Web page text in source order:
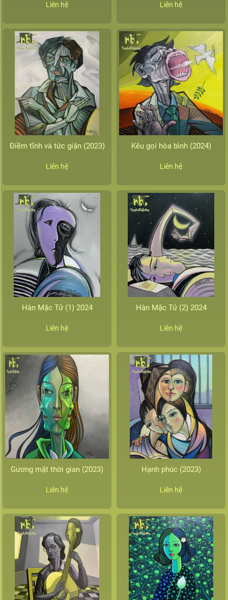
Liên hệ Liên hệ
Điềm tĩnh và tức giận (2023)
Liên hệ
Kêu gọi hòa bình (2024)
Liên hệ
Hàn Mặc Tử (1) 2024
Liên hệ
Hàn Mặc Tử (2) 2024
Liên hệ
Gương mặt thời gian (2023)
Liên hệ
Hạnh phúc (2023)
Liên hệ